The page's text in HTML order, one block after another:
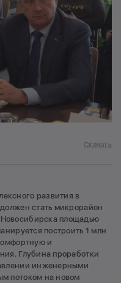
Скачать
развития в
стать микрорайон
площадью
построить 1 млн
и
Глубина проработки
инженерными
потоком на новом